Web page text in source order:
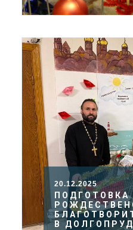
20.12.2025
ПОДГОТОВКА
В